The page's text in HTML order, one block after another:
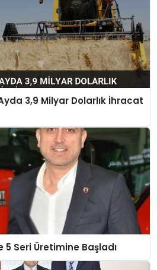
3,9 Milyar Dolarlık İhracat
Seri Üretimine Başladı